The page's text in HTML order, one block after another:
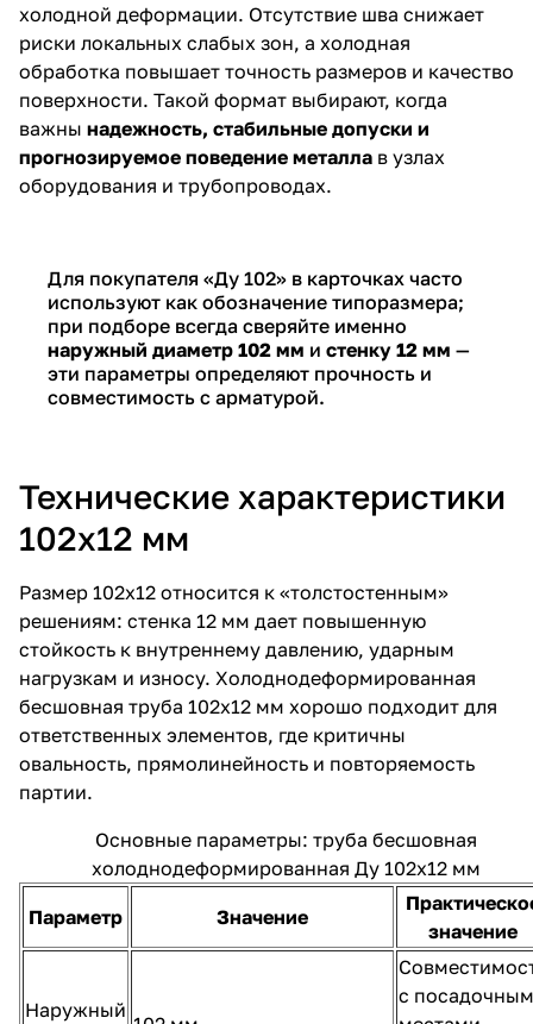
холодной деформации. Отсутствие шва снижает
риски локальных слабых зон, а холодная
обработка повышает точность размеров и качество
поверхности. Такой формат выбирают, когда
важны надежность, стабильные допуски и
прогнозируемое поведение металла в узлах
оборудования и трубопроводах.
Для покупателя «Ду 102» в карточках часто
используют как обозначение типоразмера;
при подборе всегда сверяйте именно
наружный диаметр 102 мм и стенку 12 мм —
эти параметры определяют прочность и
совместимость с арматурой.
Технические характеристики
102х12 мм
Размер 102х12 относится к «толстостенным»
решениям: стенка 12 мм дает повышенную
стойкость к внутреннему давлению, ударным
нагрузкам и износу. Холоднодеформированная
бесшовная труба 102х12 мм хорошо подходит для
ответственных элементов, где критичны
овальность, прямолинейность и повторяемость
партии.
Основные параметры: труба бесшовная
холоднодеформированная Ду 102х12 мм
Параметр Значение
значение
Наружный
с